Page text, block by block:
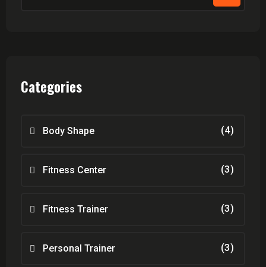
Categories
Body Shape (4)
Fitness Center (3)
Fitness Trainer (3)
Personal Trainer (3)